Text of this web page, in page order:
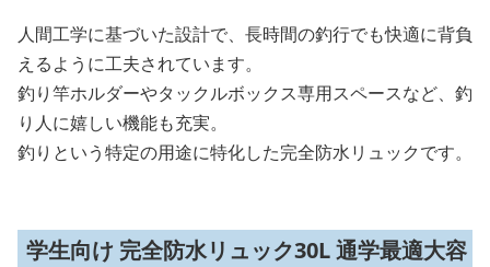
人間工学に基づいた設計で、長時間の釣行でも快適に背負
えるように工夫されています。
釣り竿ホルダーやタックルボックス専用スペースなど、釣
り人に嬉しい機能も充実。
釣りという特定の用途に特化した完全防水リュックです。
学生向け 完全防水リュック30L 通学最適大容